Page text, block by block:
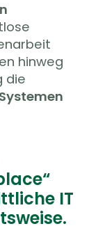
hinweg
die
IT